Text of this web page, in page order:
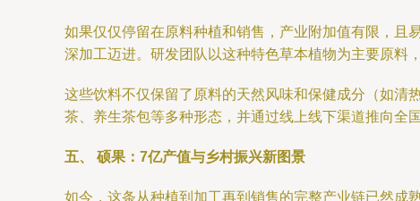
如果仅仅停留在原料种植和销售，产业附加值有限，且
深加工迈进。研发团队以这种特色草本植物为主要原料
这些饮料不仅保留了原料的天然风味和保健成分（如清
茶、养生茶包等多种形态，并通过线上线下渠道推向全国
五、 硕果：7亿产值与乡村振兴新图景
如今，这条从种植到加工再到销售的完整产业链已然成